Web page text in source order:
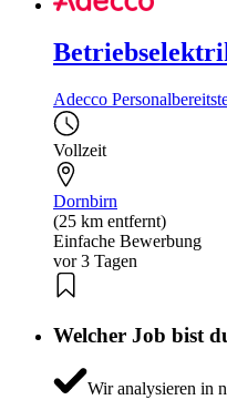
Adecco
Vollzeit
Dornbirn
(25 km entfernt)
Einfache Bewerbung
vor 3 Tagen
Welcher Job bist
Wir analysieren in